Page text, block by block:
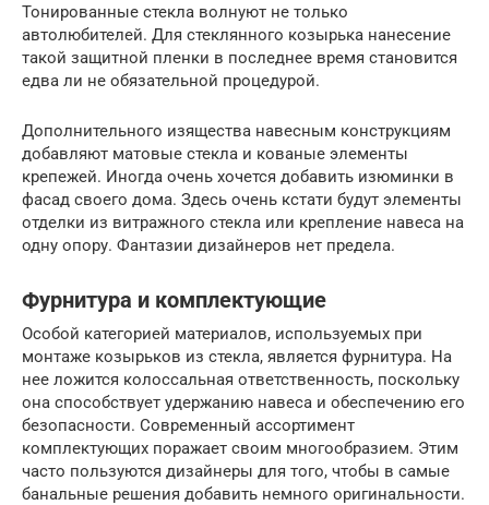
Тонированные стекла волнуют не только
автолюбителей. Для стеклянного козырька нанесение
такой защитной пленки в последнее время становится
едва ли не обязательной процедурой.
Дополнительного изящества навесным конструкциям
добавляют матовые стекла и кованые элементы
крепежей. Иногда очень хочется добавить изюминки в
фасад своего дома. Здесь очень кстати будут элементы
отделки из витражного стекла или крепление навеса на
одну опору. Фантазии дизайнеров нет предела.
Фурнитура и комплектующие
Особой категорией материалов, используемых при
монтаже козырьков из стекла, является фурнитура. На
нее ложится колоссальная ответственность, поскольку
она способствует удержанию навеса и обеспечению его
безопасности. Современный ассортимент
комплектующих поражает своим многообразием. Этим
часто пользуются дизайнеры для того, чтобы в самые
банальные решения добавить немного оригинальности.